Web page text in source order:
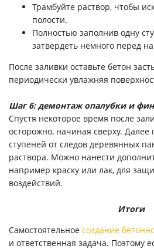
Трамбуйте раствор, чтобы
полости.
Полностью заполнив одну
затвердеть немного перед
После заливки оставьте бетон
периодически увлажняя
Шаг 6: демонтаж опалубки и
Спустя некоторое время после
осторожно, начиная сверху. Далее
ступеней от следов деревянных
раствора. Можно нанести
например краску или лак, для
воздействий.
Итоги
Самостоятельное создание
и ответственная задача. Поэтому